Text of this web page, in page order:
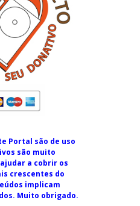
Portal são de uso
são muito
a cobrir os
crescentes do
implicam
Muito obrigado.